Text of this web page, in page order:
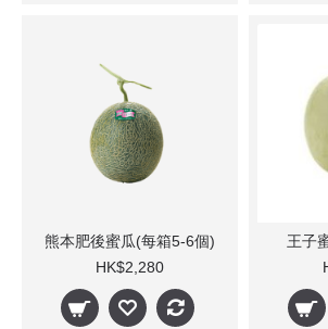
熊本肥後蜜瓜(每箱5-6個)
HK$2,280
王子